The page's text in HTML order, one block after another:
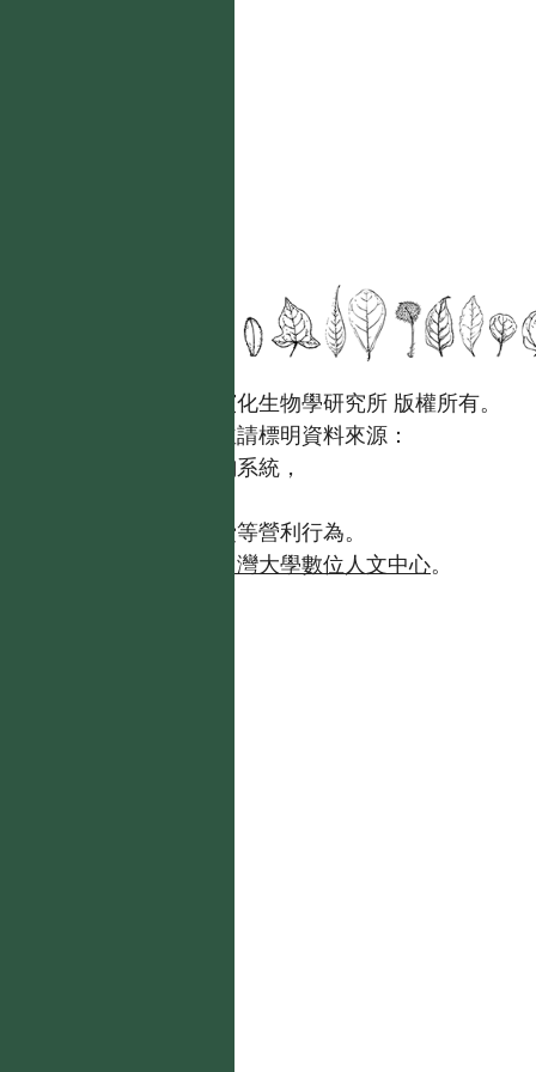
國立台灣大學生態學與演化生物學研究所 版權所有。
歡迎引用本網站資料，並請標明資料來源：
【台灣植物資訊整合查詢系統，
且不得有收取資料查詢費等營利行為。
台灣大學數位人文中心。